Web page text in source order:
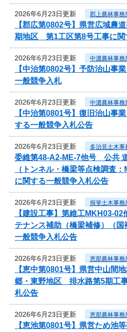
2026年6月23日更新 郡上農林事務
【郡広第0802号】県営広域農
期地区 第1工区第8号工事に関
2026年6月23日更新 中濃農林事務
【中治第0802号】予防治山
一般競争入札
2026年6月23日更新 中濃農林事務
【中治第0801号】復旧治山
する一般競争入札公告
2026年6月23日更新 多治見土木事
委維第48-A2-ME-7他号 公共
（トンネル・橋梁等点検調査
に関する一般競争入札公告
2026年6月23日更新 揖斐土木事務
【建設工事】第維工MKH03-
テナンス補助（橋梁補修）（
一般競争入札公告
2026年6月23日更新 恵那農林事務
【恵中第0801号】県営中山間
郷・東野地区 排水路第5期工
札公告
2026年6月23日更新 恵那農林事務
【恵池第0801号】県営ため